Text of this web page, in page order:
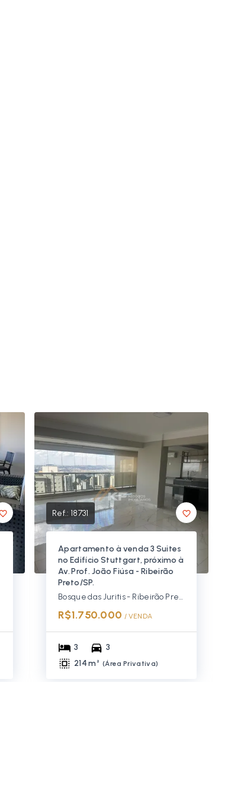
Ref.: 18731
Apartamento à venda 3 Suites
no Edifício Stuttgart, próximo à
Av. Prof. João Fiúsa - Ribeirão
Preto/SP.
Bosque das Juritis - Ribeirão Preto/SP, Zona Sul
R$1.750.000 / VENDA
3
3
214 m² (Área Privativa)